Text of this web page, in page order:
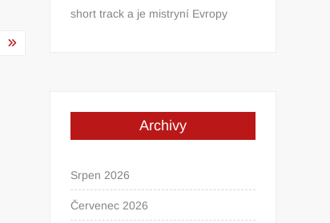
short track a je mistryní Evropy
Archivy
Srpen 2026
Červenec 2026